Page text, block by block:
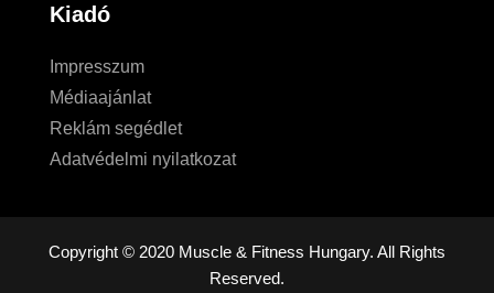
Kiadó
Impresszum
Médiaajánlat
Reklám segédlet
Adatvédelmi nyilatkozat
Copyright © 2020 Muscle & Fitness Hungary. All Rights
Reserved.